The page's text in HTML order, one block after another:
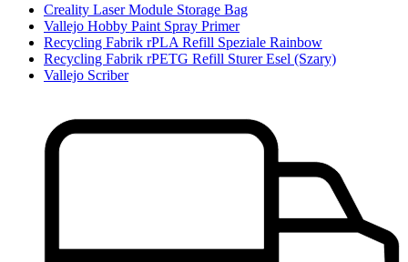
Creality Laser Module Storage Bag
Vallejo Hobby Paint Spray Primer
Recycling Fabrik rPLA Refill Speziale Rainbow
Recycling Fabrik rPETG Refill Sturer Esel (Szary)
Vallejo Scriber